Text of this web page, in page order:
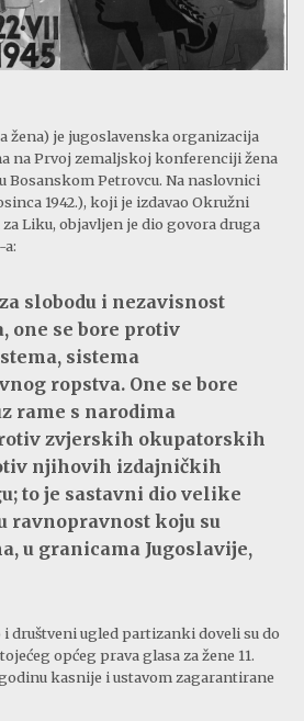
žena) je jugoslavenska organizacija
na Prvoj zemaljskoj konferenciji žena
Bosanskom Petrovcu. Na naslovnici
1942.), koji je izdavao Okružni
Liku, objavljen je dio govora druga
slobodu i nezavisnost
one se bore protiv
sistema
ropstva. One se bore
rame s narodima
zvjerskih okupatorskih
njihovih izdajničkih
to je sastavni dio velike
ravnopravnost koju su
u granicama Jugoslavije,
društveni ugled partizanki doveli su do
općeg prava glasa za žene 11.
kasnije i ustavom zagarantirane